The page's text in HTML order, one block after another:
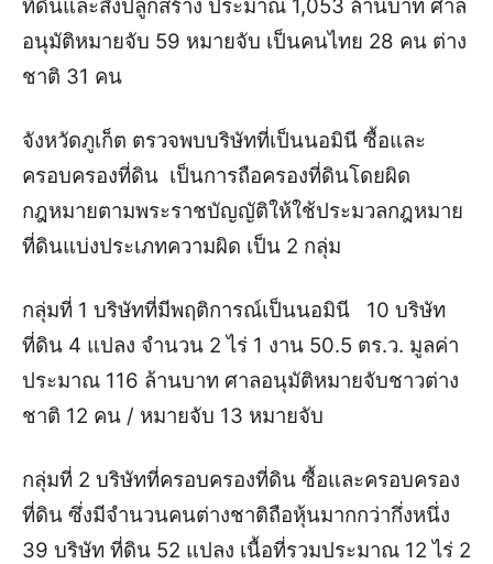
ที่ดินและสิ่งปลูกสร้าง ประมาณ 1,053 ล้านบาท ศาล
อนุมัติหมายจับ 59 หมายจับ เป็นคนไทย 28 คน ต่าง
ชาติ 31 คน
จังหวัดภูเก็ต ตรวจพบบริษัทที่เป็นนอมินี ซื้อและ
ครอบครองที่ดิน เป็นการถือครองที่ดินโดยผิด
กฎหมายตามพระราชบัญญัติให้ใช้ประมวลกฎหมาย
ที่ดินแบ่งประเภทความผิด เป็น 2 กลุ่ม
กลุ่มที่ 1 บริษัทที่มีพฤติการณ์เป็นนอมินี 10 บริษัท
ที่ดิน 4 แปลง จำนวน 2 ไร่ 1 งาน 50.5 ตร.ว. มูลค่า
ประมาณ 116 ล้านบาท ศาลอนุมัติหมายจับชาวต่าง
ชาติ 12 คน / หมายจับ 13 หมายจับ
กลุ่มที่ 2 บริษัทที่ครอบครองที่ดิน ซื้อและครอบครอง
ที่ดิน ซึ่งมีจำนวนคนต่างชาติถือหุ้นมากกว่ากึ่งหนึ่ง
39 บริษัท ที่ดิน 52 แปลง เนื้อที่รวมประมาณ 12 ไร่ 2